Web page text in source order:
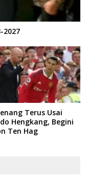
2027
Terus Usai
Hengkang, Begini
Ten Hag